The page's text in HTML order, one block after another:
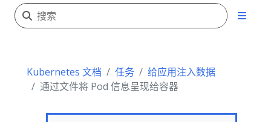
Kubernetes 文档 任务
给应用注入数据
通过文件将 Pod 信息呈现给容器